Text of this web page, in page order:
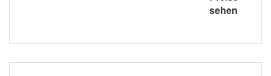
sehen